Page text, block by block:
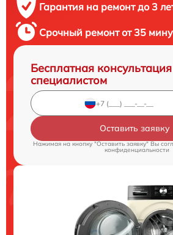
Гарантия на ремонт до 3
Срочный ремонт от 35
Бесплатная
специалистом
Оставить заявку
Нажимая на кнопку "Оставить заявку" Вы
конфиденциальности